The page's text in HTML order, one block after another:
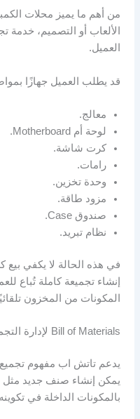
من أهم ما يميز محلات
الألعاب أو التصميم،
العميل.
قد يطلب العميل جهازًا
معالج.
لوحة أم Motherboard.
كرت شاشة.
رامات.
وحدة تخزين.
مزود طاقة.
صندوق Case.
نظام تبريد.
في هذه الحالة لا يكفي
إنشاء تجميعة كاملة تُباع
المكونات من المخزون
Bill of Materials لإدارة التجميع بدقة
يمكن إنشاء صنف جديد مثل
بالمكونات الداخلة في